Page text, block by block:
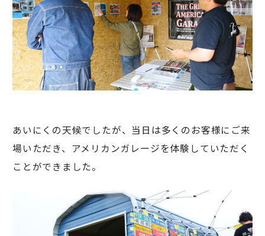
あいにくの天候でしたが、当日は多くのお客様にご来
場いただき、アメリカンガレージを体験していただく
ことができました。